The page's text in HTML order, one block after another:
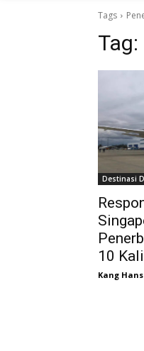
Tags
Tag:
Destinasi
10
Kang Hans